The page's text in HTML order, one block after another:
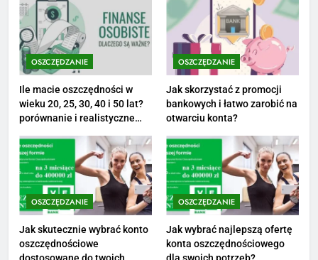
1
Ile zarabia striptizer: poznaj
aktualne stawki męskiego
striptizera
ZAROBKI
2
Ile zarabia psycholog szkolny:
poznaj średnie zarobki na tym
stanowisku
ZAROBKI
3
Ile zarabia florysta — średnie
zarobki, dodatki i sposoby na
OSZCZĘDZANIE
Ile macie oszczędności w
wieku 20, 25, 30, 40 i 50 lat?
porównanie i realistyczne
OSZCZĘDZANIE
Jak skorzystać z promocji
bankowych i łatwo zarobić na
otwarciu konta?
OSZCZĘDZANIE
Jak skutecznie wybrać konto
oszczędnościowe
OSZCZĘDZANIE
Jak wybrać najlepszą ofertę
konta oszczędnościowego